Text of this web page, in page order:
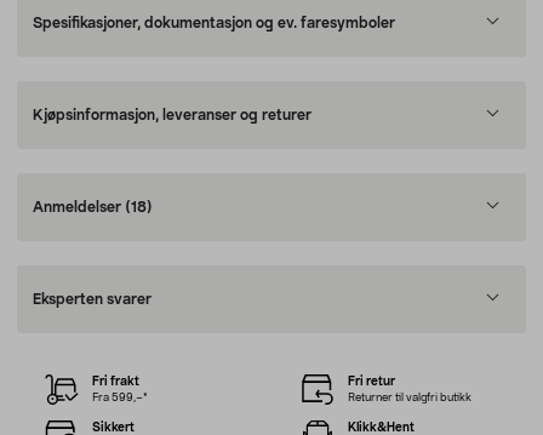
Spesifikasjoner, dokumentasjon og ev. faresymboler
Kjøpsinformasjon, leveranser og returer
Anmeldelser (18)
Eksperten svarer
Fri frakt
Fra 599,–*
Fri retur
Returner til valgfri butikk
Sikkert Klikk&Hent